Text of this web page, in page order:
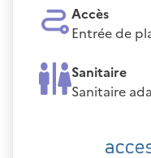
Accès
Entrée de
Sanitaire
Sanitaire